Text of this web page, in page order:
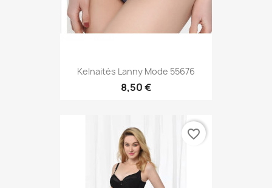
Kelnaitės Lanny Mode 55676
8,50 €
favorite_border